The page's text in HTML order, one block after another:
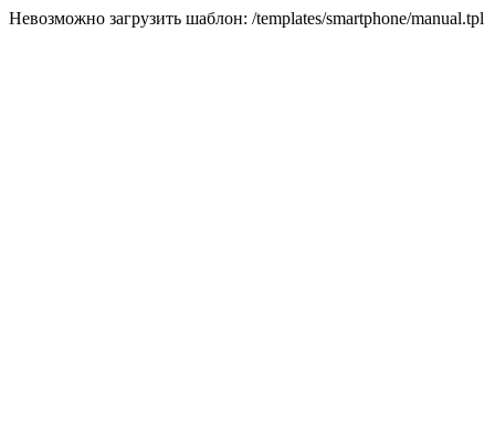
Невозможно загрузить шаблон: /templates/smartphone/manual.tpl